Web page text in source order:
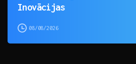
Inovācijas
08/08/2026